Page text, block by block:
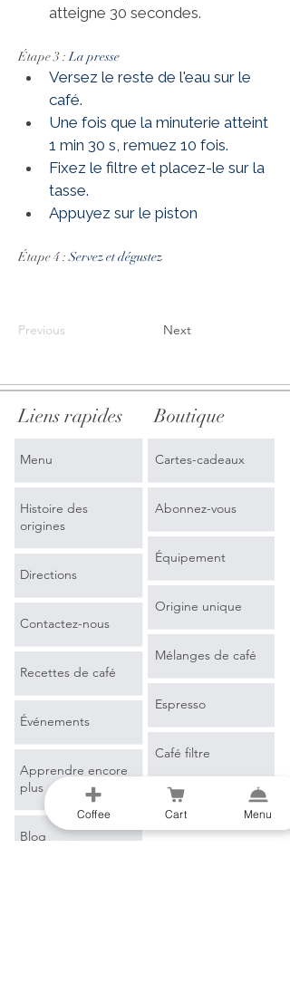
atteigne 30 secondes.
Étape 3 : La presse
Versez le reste de l'eau sur le
café.
Une fois que la minuterie atteint
1 min 30 s, remuez 10 fois.
Fixez le filtre et placez-le sur la
tasse.
Appuyez sur le piston
Étape 4 : Servez et dégustez
Previous Next
Liens rapides Boutique
Menu
Histoire des
origines
Directions
Contactez-nous
Recettes de café
Événements
Apprendre encore
plus
Blog
Cartes-cadeaux
Abonnez-vous
Équipement
Origine unique
Mélanges de café
Espresso
Café filtre
Marchandise
Coffee Cart Menu